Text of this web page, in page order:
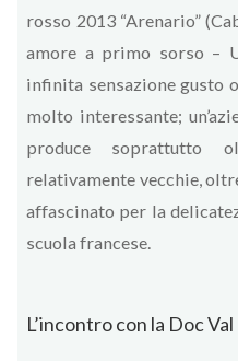
rosso 2013 “Arenario”
amore a primo sorso –
infinita sensazione gusto
molto interessante;
produce soprattutto
relativamente vecchie,
affascinato per la
scuola francese.
L’incontro con la Doc